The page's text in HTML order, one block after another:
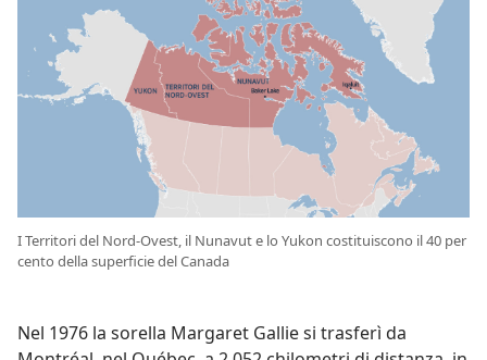
I Territori del Nord-Ovest, il Nunavut e lo Yukon costituiscono il 40 per
cento della superficie del Canada
Nel 1976 la sorella Margaret Gallie si trasferì da